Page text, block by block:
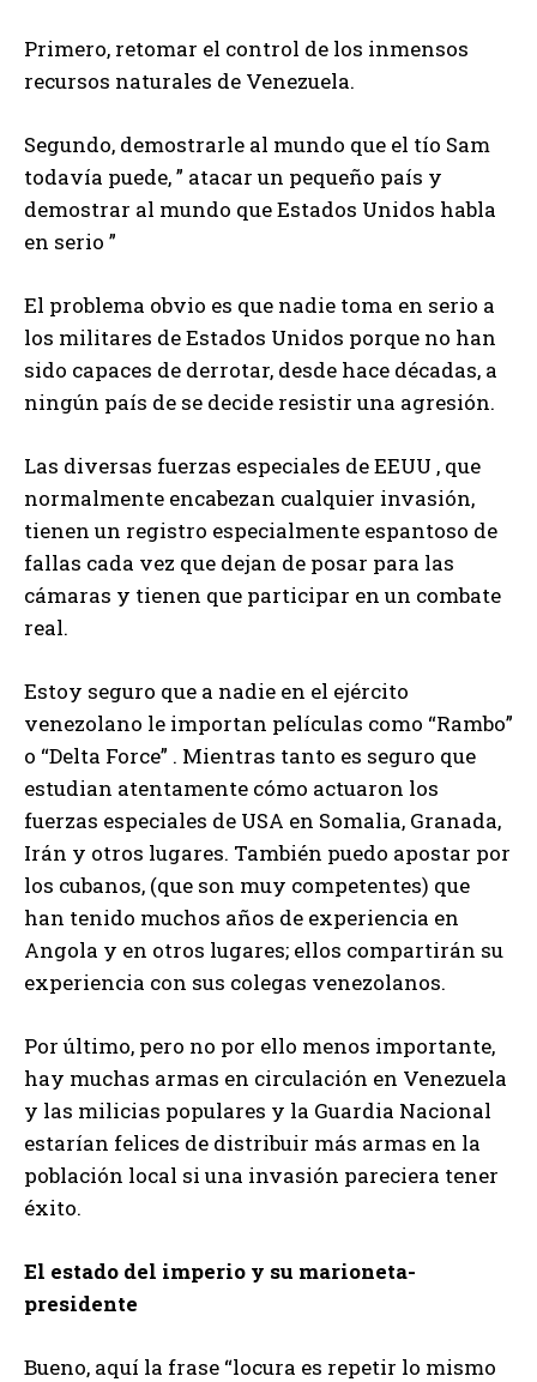
Primero, retomar el control de los inmensos
recursos naturales de Venezuela.
Segundo, demostrarle al mundo que el tío Sam
todavía puede, ” atacar un pequeño país y
demostrar al mundo que Estados Unidos habla
en serio ”
El problema obvio es que nadie toma en serio a
los militares de Estados Unidos porque no han
sido capaces de derrotar, desde hace décadas, a
ningún país de se decide resistir una agresión.
Las diversas fuerzas especiales de EEUU , que
normalmente encabezan cualquier invasión,
tienen un registro especialmente espantoso de
fallas cada vez que dejan de posar para las
cámaras y tienen que participar en un combate
real.
Estoy seguro que a nadie en el ejército
venezolano le importan películas como “Rambo”
o “Delta Force” . Mientras tanto es seguro que
estudian atentamente cómo actuaron los
fuerzas especiales de USA en Somalia, Granada,
Irán y otros lugares. También puedo apostar por
los cubanos, (que son muy competentes) que
han tenido muchos años de experiencia en
Angola y en otros lugares; ellos compartirán su
experiencia con sus colegas venezolanos.
Por último, pero no por ello menos importante,
hay muchas armas en circulación en Venezuela
y las milicias populares y la Guardia Nacional
estarían felices de distribuir más armas en la
población local si una invasión pareciera tener
éxito.
El estado del imperio y su marioneta-
presidente
Bueno, aquí la frase “locura es repetir lo mismo